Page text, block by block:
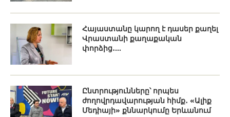
Հայաստանը կարող է դասեր քաղել
Վրաստանի քաղաքական
փորձից․...
Ընտրությունները՝ որպես
ժողովրդավարության հիմք․ «Ալիք
Մեդիայի» քննարկումը Երևանում